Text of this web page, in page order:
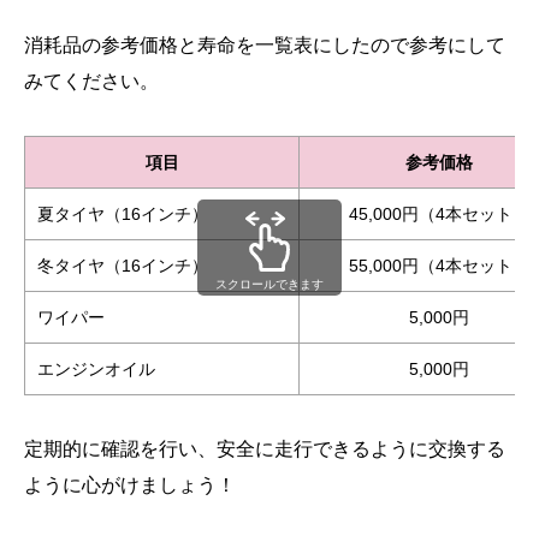
消耗品の参考価格と寿命を一覧表にしたので参考にして
みてください。
項目 参考価格
夏タイヤ（16インチ） 45,000円（4本セット）
冬タイヤ（16インチ） 55,000円（4本セット）
ワイパー 5,000円
エンジンオイル 5,000円
スクロールできます
定期的に確認を行い、安全に走行できるように交換する
ように心がけましょう！